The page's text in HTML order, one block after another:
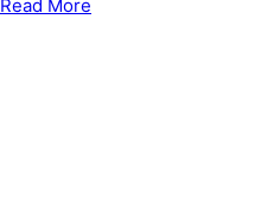
Read More